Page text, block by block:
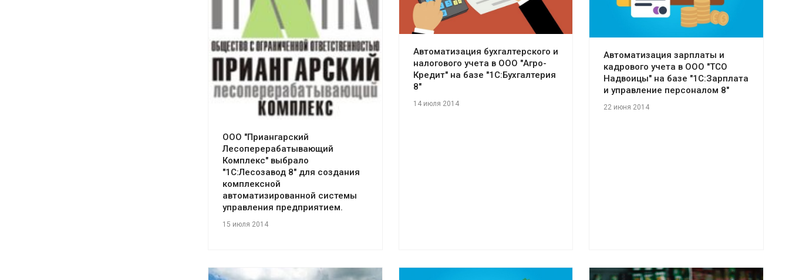
Смотреть проект
ООО "Приангарский
Лесоперерабатывающий
Комплекс" выбрало
"1С:Лесозавод 8" для создания
комплексной
автоматизированной системы
управления предприятием.
15 июля 2014
Автоматизация бухгалтерского и
налогового учета в ООО "Агро-
Кредит" на базе "1С:Бухгалтерия
8"
14 июля 2014
Автоматизация зарплаты и
кадрового учета в ООО "ТСО
Надвоицы" на базе "1С:Зарплата
и управление персоналом 8"
22 июня 2014